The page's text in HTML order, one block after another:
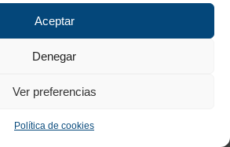
Aceptar
Denegar
Ver preferencias
Política de cookies
Aviso Legal–Política de Privacidad